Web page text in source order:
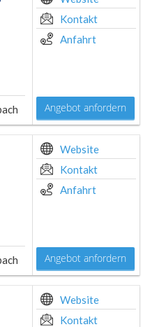
Kontakt
Anfahrt
Angebot anfordern
Website
Kontakt
Anfahrt
Angebot anfordern
Website
Kontakt